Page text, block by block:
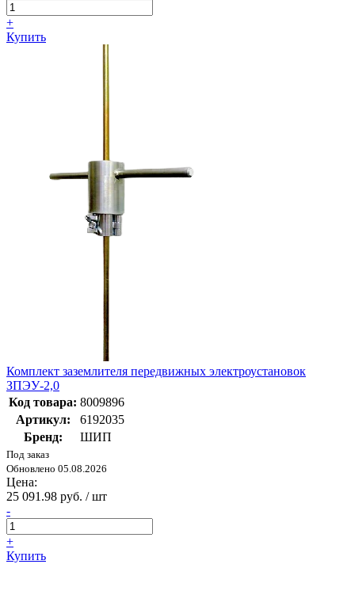
+
Купить
Комплект заземлителя передвижных электроустановок
ЗПЭУ-2,0
Код товара: 8009896
Артикул:
6192035
Бренд:
ШИП
Под заказ
Обновлено 05.08.2026
Цена:
25 091.98 руб. / шт
-
+
Купить